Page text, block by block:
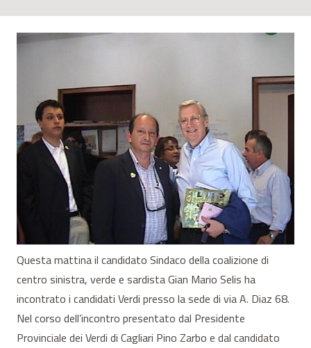
Questa mattina il candidato Sindaco della coalizione di
centro sinistra, verde e sardista Gian Mario Selis ha
incontrato i candidati Verdi presso la sede di via A. Diaz 68.
Nel corso dell’incontro presentato dal Presidente
Provinciale dei Verdi di Cagliari Pino Zarbo e dal candidato